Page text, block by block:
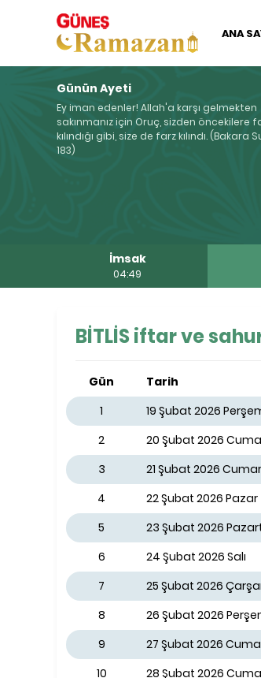
ANA
Günün Ayeti
Ey iman edenler! Allah'a karşı gelmekten
sakınmanız için Oruç, sizden öncekilere
kılındığı gibi, size de farz kılındı. (Bakara
183)
İmsak
04:49
BİTLİS iftar ve
Gün Tarih
1
19 Şubat 2026
2
20 Şubat 2026 Cuma
3
21 Şubat 2026
4
22 Şubat 2026 Pazar
5
23 Şubat 2026
6
24 Şubat 2026 Salı
7
25 Şubat 2026
8
26 Şubat 2026
9
27 Şubat 2026 Cuma
10
28 Şubat 2026